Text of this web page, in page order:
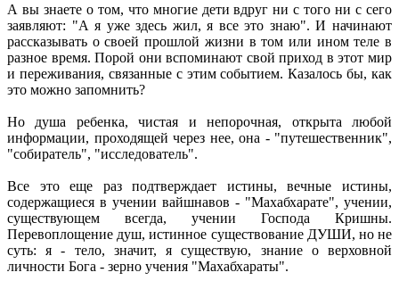
А вы знаете о том, что многие дети вдруг ни с того ни с сего
заявляют: "А я уже здесь жил, я все это знаю". И начинают
рассказывать о своей прошлой жизни в том или ином теле в
разное время. Порой они вспоминают свой приход в этот мир
и переживания, связанные с этим событием. Казалось бы, как
это можно запомнить?
Но душа ребенка, чистая и непорочная, открыта любой
информации, проходящей через нее, она - "путешественник",
"собиратель", "исследователь".
Все это еще раз подтверждает истины, вечные истины,
содержащиеся в учении вайшнавов - "Махабхарате", учении,
существующем всегда, учении Господа Кришны.
Перевоплощение душ, истинное существование ДУШИ, но не
суть: я - тело, значит, я существую, знание о верховной
личности Бога - зерно учения "Махабхараты".